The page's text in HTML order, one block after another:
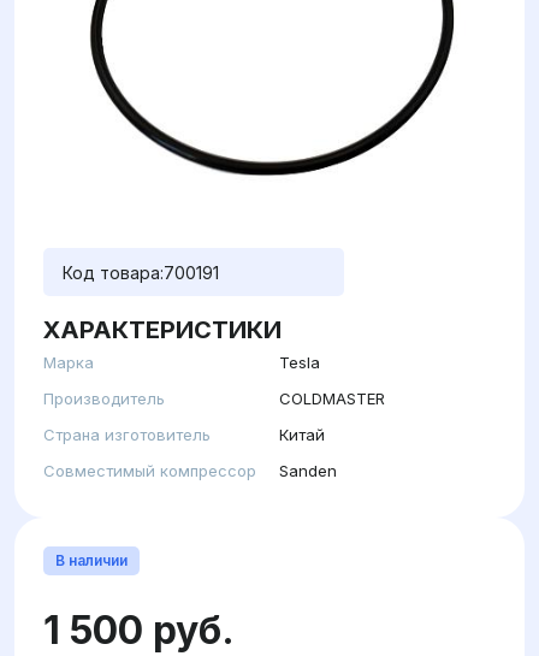
Код товара:700191
ХАРАКТЕРИСТИКИ
Марка
Tesla
Производитель
COLDMASTER
Страна изготовитель
Китай
Совместимый компрессор
Sanden
В наличии
1 500 руб.